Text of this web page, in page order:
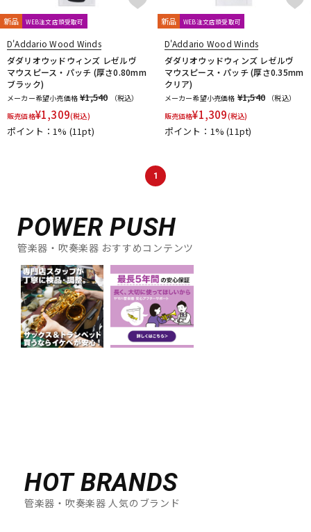
新品 WEB注文店頭受取可
D'Addario Wood Winds
ダダリオウッドウィンズ レゼルヴ
マウスピース・パッチ (厚さ0.80mm
ブラック)
メーカー希望小売価格 ¥1,540
（税込）
販売価格¥1,309(税込)
ポイント：1% (11pt)
新品 WEB注文店頭受取可
D'Addario Wood Winds
ダダリオウッドウィンズ レゼルヴ
マウスピース・パッチ (厚さ0.35mm
クリア)
メーカー希望小売価格 ¥1,540
（税込）
販売価格¥1,309(税込)
ポイント：1%(11pt)
1
POWER PUSH
管楽器・吹奏楽器 おすすめコンテンツ
HOT BRANDS
管楽器・吹奏楽器 人気のブランド